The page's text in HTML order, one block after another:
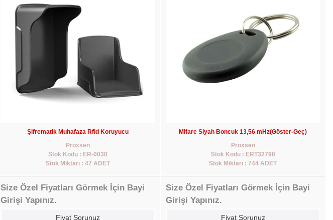
Şifrematik Muhafaza Rfid Koruyucu
Proxsen
Stok Kodu : ER-0030
Stok Miktarı : 47 ADET
Size Özel Fiyatları Görmek İçin Bayi
Girişi Yapınız.
Fiyat Sorunuz
Mifare Siyah Boncuk 13,56 mHz(Göster-Geç)
Proxsen
Stok Kodu : ERT32790
Stok Miktarı : 744 ADET
Size Özel Fiyatları Görmek İçin Bayi
Girişi Yapınız.
Fiyat Sorunuz